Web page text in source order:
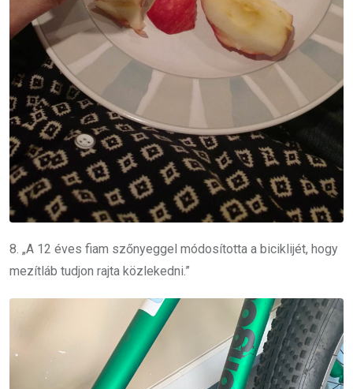
8. „A 12 éves fiam szőnyeggel módosította a biciklijét, hogy
mezítláb tudjon rajta közlekedni.”